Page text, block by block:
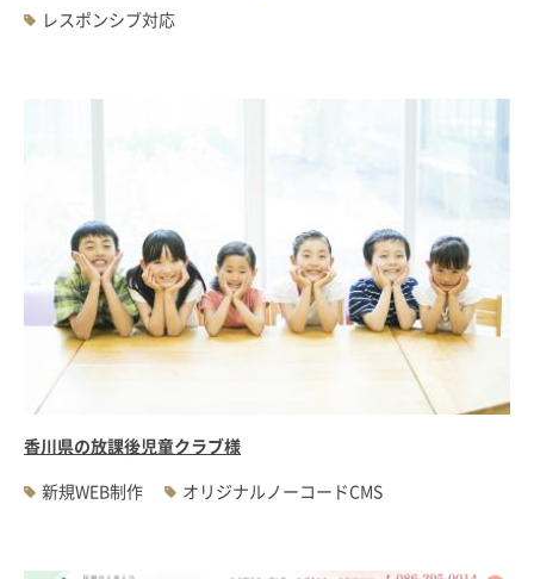
レスポンシブ対応
香川県の放課後児童クラブ様
新規WEB制作
オリジナルノーコードCMS